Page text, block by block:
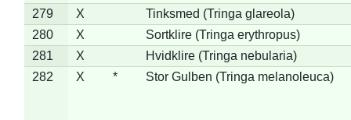
279
X
Tinksmed (Tringa glareola)
280
X
Sortklire (Tringa erythropus)
281
X
Hvidklire (Tringa nebularia)
282
X * Stor Gulben (Tringa melanoleuca)